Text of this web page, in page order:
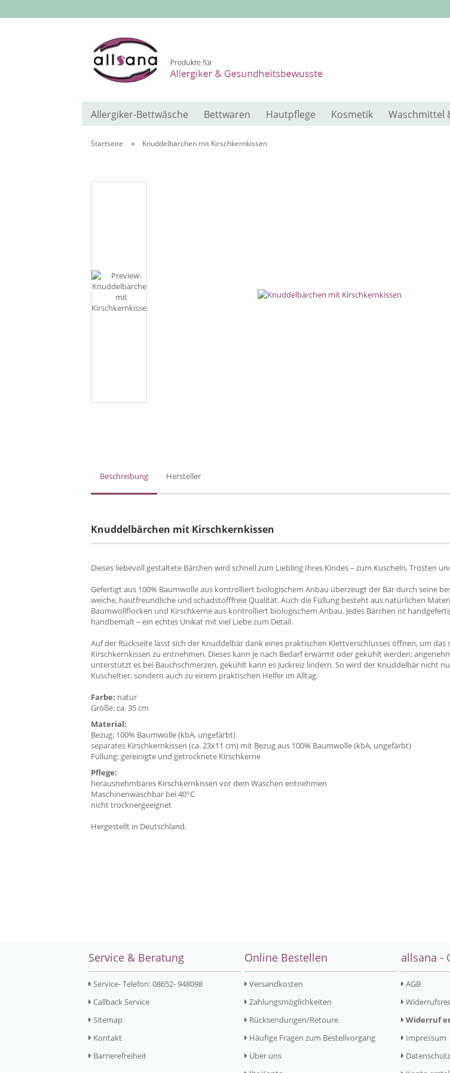
Allergiker-Bettwäsche Bettwaren Hautpflege Kosmetik Waschmittel
Startseite » Knuddelbärchen mit Kirschkernkissen
Beschreibung Hersteller
Knuddelbärchen mit Kirschkernkissen
Dieses liebevoll gestaltete Bärchen wird schnell zum Liebling Ihres Kindes – zum Kuscheln, Trösten
Gefertigt aus 100% Baumwolle aus kontrolliert biologischem Anbau überzeugt der Bär durch seine
weiche, hautfreundliche und schadstofffreie Qualität. Auch die Füllung besteht aus natürlichen
Baumwollflocken und Kirschkerne aus kontrolliert biologischem Anbau. Jedes Bärchen ist
handbemalt – ein echtes Unikat mit viel Liebe zum Detail.
Auf der Rückseite lässt sich der Knuddelbär dank eines praktischen Klettverschlusses öffnen, um das
Kirschkernkissen zu entnehmen. Dieses kann je nach Bedarf erwärmt oder gekühlt werden:
unterstützt es bei Bauchschmerzen, gekühlt kann es Juckreiz lindern. So wird der Knuddelbär nicht
Kuscheltier, sondern auch zu einem praktischen Helfer im Alltag.
Farbe: natur
Größe: ca. 35 cm
Material:
Bezug: 100% Baumwolle (kbA, ungefärbt)
separates Kirschkernkissen (ca. 23x11 cm) mit Bezug aus 100% Baumwolle (kbA, ungefärbt)
Füllung: gereinigte und getrocknete Kirschkerne
Pflege:
herausnehmbares Kirschkernkissen vor dem Waschen entnehmen
Maschinenwaschbar bei 40°C
nicht trocknergeeignet
Hergestellt in Deutschland.
Service & Beratung
Service- Telefon: 08652- 948098
Callback Service
Sitemap
Kontakt
Barrierefreiheit
Online Bestellen
Versandkosten
Zahlungsmöglichkeiten
Rücksendungen/Retoure
Häufige Fragen zum Bestellvorgang
Über uns
allsana -
AGB
Widerruf
Impressum
Datenschutz